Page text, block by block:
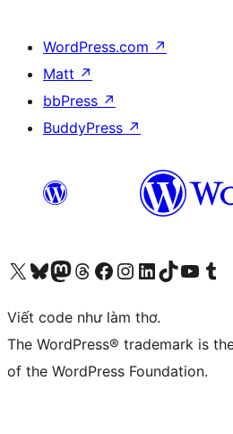
WordPress.com ↗
Matt ↗
bbPress ↗
BuddyPress ↗
Truy cập tài khoản X (trước đây là Twitter) của chúng tôiVisit our Bluesky account
Visit our Mastodon account
Visit our Threads account
Xem trang Facebook của chúng tôiTruy cập tài khoản Instagram của chúng tôiTruy cập tài khoản LinkedIn của chúng tôiVisit our TikTok account
Truy cập kênh YouTube của chúng tôi Visit our
Viết code như làm thơ.
The WordPress® trademark is
of the WordPress Foundation.